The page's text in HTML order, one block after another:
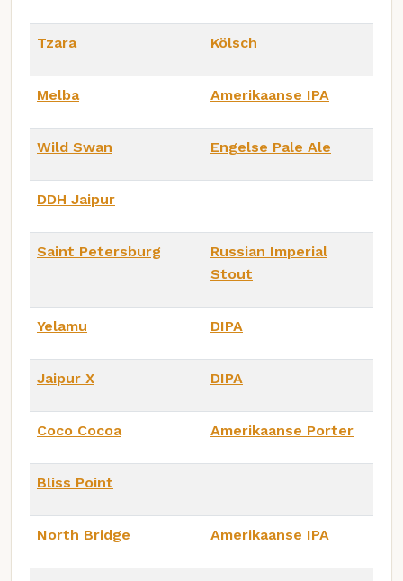
Tzara Kölsch
Melba Amerikaanse IPA
Wild Swan Engelse Pale Ale
DDH Jaipur
Saint Petersburg
Russian Imperial
Stout
Yelamu DIPA
Jaipur X DIPA
Coco Cocoa Amerikaanse Porter
Bliss Point
North Bridge Amerikaanse IPA